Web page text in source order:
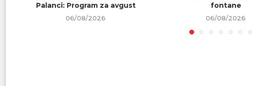
Palanci: Program za avgust
06/08/2026
fontane
06/08/2026